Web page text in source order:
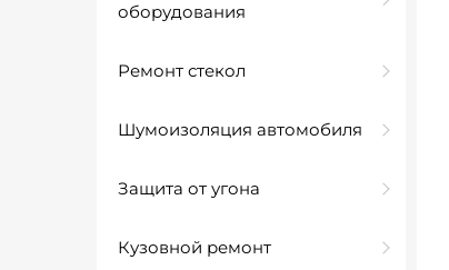
оборудования
Ремонт стекол
Шумоизоляция автомобиля
Защита от угона
Кузовной ремонт